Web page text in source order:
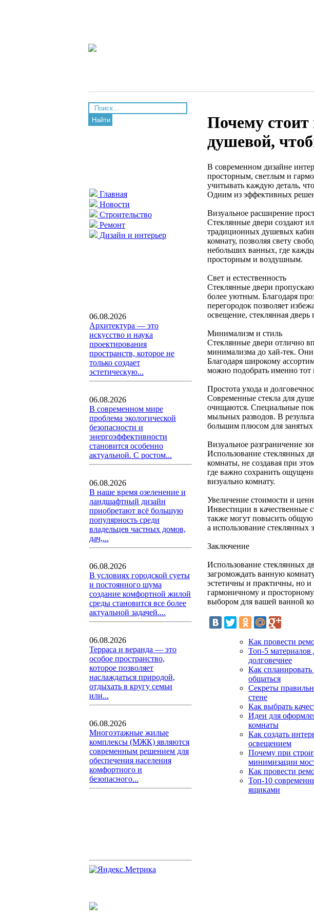
Найти
Главная
Новости
Строительство
Ремонт
Дизайн и интерьер
06.08.2026
Архитектура — это
искусство и наука
проектирования
пространств, которое не
только создает
эстетическую...
06.08.2026
В современном мире
проблема экологической
безопасности и
энергоэффективности
становится особенно
актуальной. С ростом...
06.08.2026
В наше время озеленение и
ландшафтный дизайн
приобретают всё большую
популярность среди
владельцев частных домов,
дач,...
06.08.2026
В условиях городской суеты
и постоянного шума
создание комфортной жилой
среды становится все более
актуальной задачей....
06.08.2026
Терраса и веранда — это
особое пространство,
которое позволяет
наслаждаться природой,
отдыхать в кругу семьи
или...
06.08.2026
Многоэтажные жилые
комплексы (МЖК) являются
современным решением для
обеспечения населения
комфортного и
безопасного...
Почему стоит
душевой,
В современном дизайне
просторным, светлым и
учитывать каждую деталь,
Одним из эффективных
Визуальное расширение
Стеклянные двери создают
традиционных душевых кабин
комнату, позволяя свету
небольших ванных, где
просторным и воздушным.
Свет и естественность
Стеклянные двери
более уютным. Благодаря
перегородок позволяет
освещение, стеклянная
Минимализм и стиль
Стеклянные двери отлично
минимализма до хай-тек. Они
Благодаря широкому
можно подобрать именно тот
Простота ухода и
Современные стекла для
очищаются. Специальные
мыльных разводов. В
большим плюсом для
Визуальное разграничение
Использование стеклянных
комнаты, не создавая при
где важно сохранить
визуально комнату.
Увеличение стоимости и
Инвестиции в качественные
также могут повысить
а использование
Заключение
Использование стеклянных
загромождать ванную
эстетичны и практичны, но и
гармоничному и
выбором для вашей ванной
Как провести
Топ-5
долговечнее
Как
общаться
Секреты
стене
Как выбрать
Идеи для
комнаты
Как создать
освещением
Почему при
минимизации
Как провести
Топ-10
ящиками